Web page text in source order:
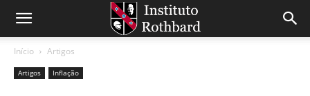
Início Artigos
Artigos Inflação